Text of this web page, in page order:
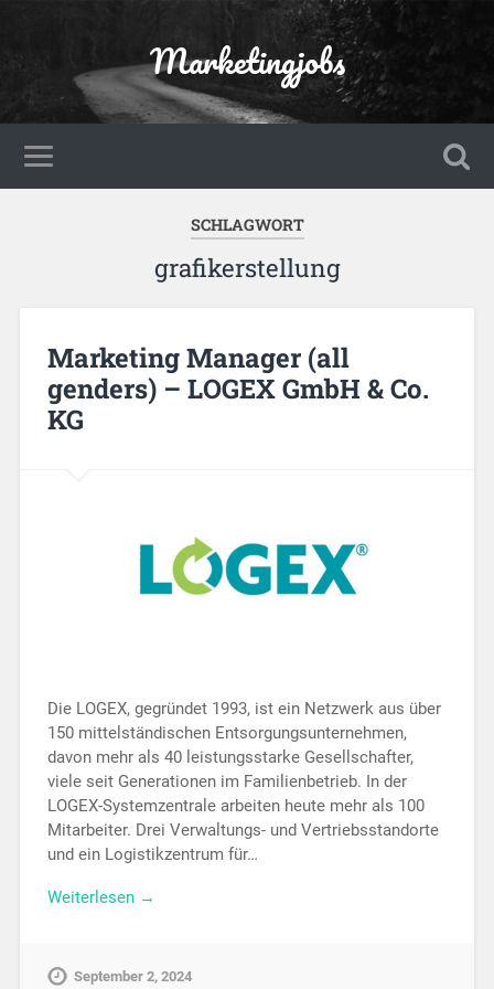
Marketingjobs
SCHLAGWORT
grafikerstellung
Marketing Manager (all
genders) – LOGEX GmbH & Co.
KG
Die LOGEX, gegründet 1993, ist ein Netzwerk aus über
150 mittelständischen Entsorgungsunternehmen,
davon mehr als 40 leistungsstarke Gesellschafter,
viele seit Generationen im Familienbetrieb. In der
LOGEX-Systemzentrale arbeiten heute mehr als 100
Mitarbeiter. Drei Verwaltungs- und Vertriebsstandorte
und ein Logistikzentrum für…
Weiterlesen →
September 2, 2024